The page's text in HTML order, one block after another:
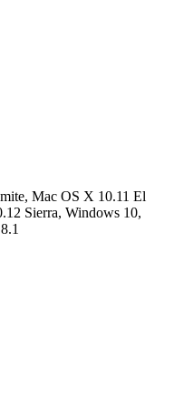
Mac OS X 10.11 El
Sierra, Windows 10,